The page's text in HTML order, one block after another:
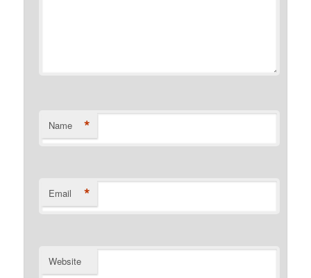
Name *
Email *
Website